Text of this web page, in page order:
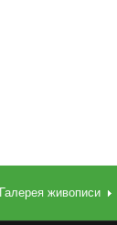
Галерея живописи